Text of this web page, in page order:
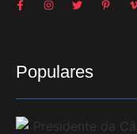
Populares